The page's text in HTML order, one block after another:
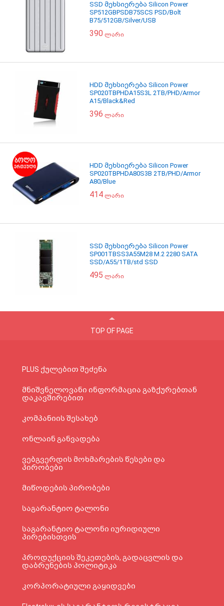
SSD მეხსიერება Silicon Power
SP512GBPSDB75SCS PSD/Bolt
B75/512GB/Silver/USB
390 ლარი
HDD მეხსიერება Silicon Power
SP020TBPHDA15S3L 2TB/PHD/Armor
A15/Black&Red
396 ლარი
HDD მეხსიერება Silicon Power
SP020TBPHDA80S3B 2TB/PHD/Armor
A80/Blue
414 ლარი
SSD მეხსიერება Silicon Power
SP001TBSS3A55M28 M.2 2280 SATA
SSD/A55/1TB/std SSD
495 ლარი
TOP OF PAGE
PLUS ქულებით შეძენა
მნიშვნელოვანი ინფორმაცია გაზქურებთან
დაკავშირებით
კომპანიის შესახებ
ონლაინ განვადება
ვებგვერდის მოხმარების წესები და
პირობები
მიწოდების პირობები
საგარანტიო ტალონი
საგარანტიო ტალონი იურიდიული
პირებისთვის
პროდუქციის შეკეთების, გადაცვლის და
დაბრუნების პოლიტიკა
კორპორატიული გაყიდვები